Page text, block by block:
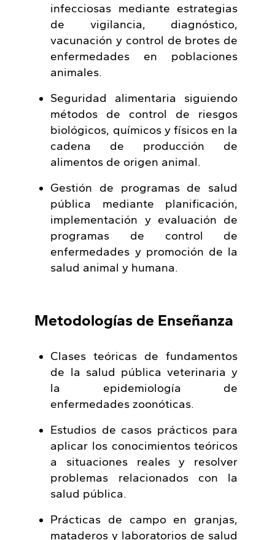
infecciosas mediante estrategias
de vigilancia, diagnóstico,
vacunación y control de brotes de
enfermedades en poblaciones
animales.
Seguridad alimentaria siguiendo
métodos de control de riesgos
biológicos, químicos y físicos en la
cadena de producción de
alimentos de origen animal.
Gestión de programas de salud
pública mediante planificación,
implementación y evaluación de
programas de control de
enfermedades y promoción de la
salud animal y humana.
Metodologías de Enseñanza
Clases teóricas de fundamentos
de la salud pública veterinaria y
la epidemiología de
enfermedades zoonóticas.
Estudios de casos prácticos para
aplicar los conocimientos teóricos
a situaciones reales y resolver
problemas relacionados con la
salud pública.
Prácticas de campo en granjas,
mataderos y laboratorios de salud